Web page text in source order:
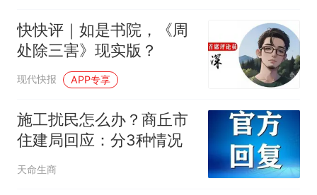
快快评｜如是书院，《周
处除三害》现实版？
现代快报 APP专享
施工扰民怎么办？商丘市
住建局回应：分3种情况
天命生商